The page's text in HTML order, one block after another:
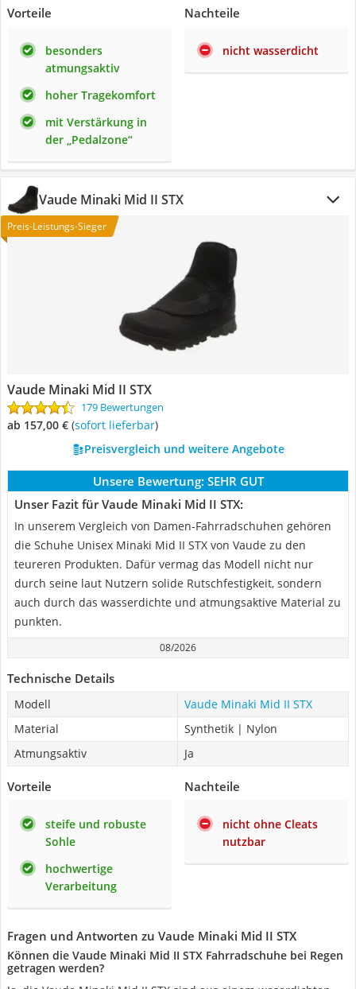
Vorteile
besonders
atmungsaktiv
hoher Tragekomfort
mit Verstärkung in
der „Pedalzone“
Nachteile
nicht wasserdicht
Vaude Minaki Mid II STX
Preis-Leistungs-Sieger
Vaude Minaki Mid II STX
179 Bewertungen
ab 157,00 € ( Sofort lieferbar)
Preisvergleich und weitere Angebote
Unsere Bewertung: SEHR GUT
Unser Fazit für Vaude Minaki Mid II STX:
In unserem Vergleich von Damen-Fahrradschuhen gehören
die Schuhe Unisex Minaki Mid II STX von Vaude zu den
teureren Produkten. Dafür vermag das Modell nicht nur
durch seine laut Nutzern solide Rutschfestigkeit, sondern
auch durch das wasserdichte und atmungsaktive Material zu
punkten.
08/2026
Technische Details
Modell
Vaude Minaki Mid II STX
Material
Synthetik | Nylon
Atmungsaktiv
Ja
Vorteile
steife und robuste
Sohle
hochwertige
Verarbeitung
Nachteile
nicht ohne Cleats
nutzbar
Fragen und Antworten zu Vaude Minaki Mid II STX
Können die Vaude Minaki Mid II STX Fahrradschuhe bei Regen
getragen werden?